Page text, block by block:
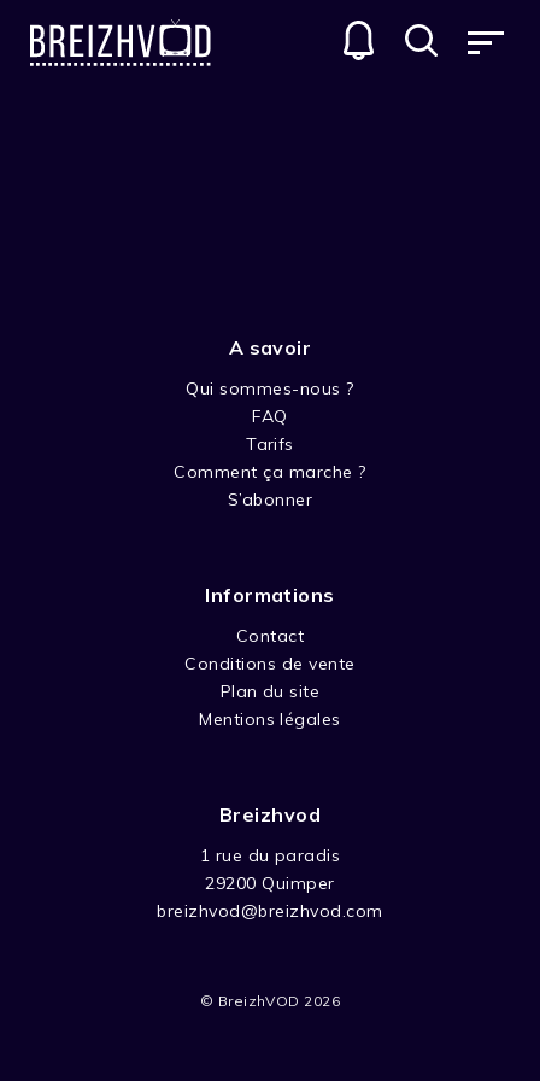
A savoir
Qui sommes-nous ?
FAQ
Tarifs
Comment ça marche ?
S’abonner
Informations
Contact
Conditions de vente
Plan du site
Mentions légales
Breizhvod
1 rue du paradis
29200 Quimper
breizhvod@breizhvod.com
© BreizhVOD 2026